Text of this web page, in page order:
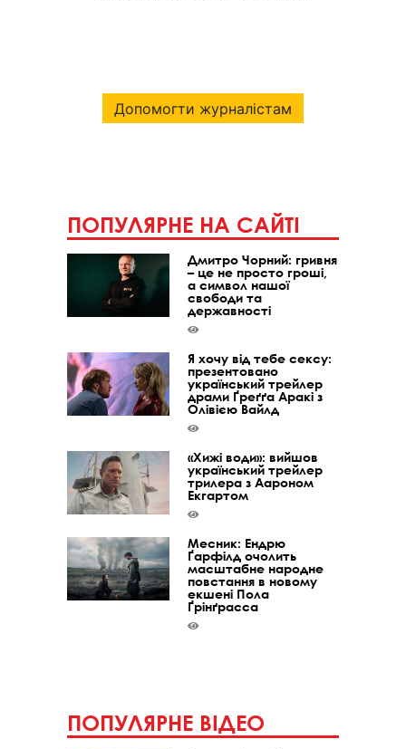
Допомогти журналістам
ПОПУЛЯРНЕ НА САЙТІ
Дмитро Чорний: гривня
– це не просто гроші,
а символ нашої
свободи та
державності
Я хочу від тебе сексу:
презентовано
український трейлер
драми Ґреґґа Аракі з
Олівією Вайлд
«Хижі води»: вийшов
український трейлер
трилера з Аароном
Екгартом
Месник: Ендрю
Ґарфілд очолить
масштабне народне
повстання в новому
екшені Пола
Ґрінґрасса
ПОПУЛЯРНЕ ВІДЕО